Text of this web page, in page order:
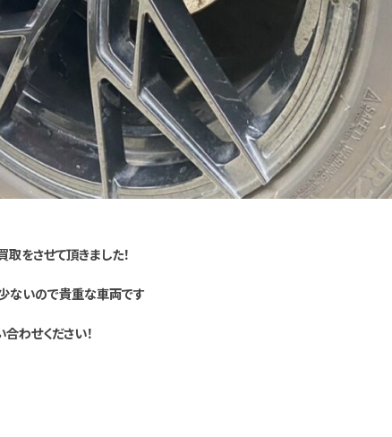
をさせて頂きました！
ないので貴重な車両です
わせください！